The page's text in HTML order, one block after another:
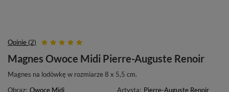
Opinie (2)
Magnes Owoce Midi Pierre-Auguste Renoir
Magnes na lodówkę w rozmiarze 8 x 5,5 cm.
Obraz: Owoce Midi Artysta: Pierre-Auguste Renoir